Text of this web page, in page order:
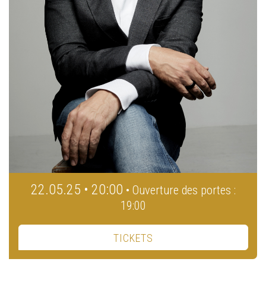
22.05.25 • 20:00 • Ouverture des portes :
19:00
TICKETS